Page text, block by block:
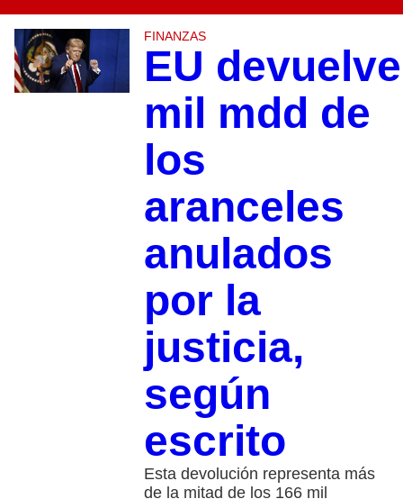
FINANZAS
EU
mil mdd de
los
aranceles
anulados
por la
justicia,
según
escrito
Esta devolución representa más
de la mitad de los 166 mil